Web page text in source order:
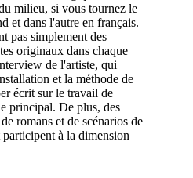
milieu, si vous tournez le
et dans l'autre en français.
pas simplement des
originaux dans chaque
de l'artiste, qui
et la méthode de
écrit sur le travail de
principal. De plus, des
romans et de scénarios de
à la dimension